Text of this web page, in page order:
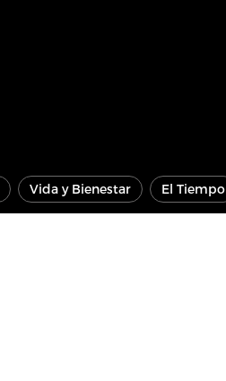
Vida y Bienestar El Tiempo